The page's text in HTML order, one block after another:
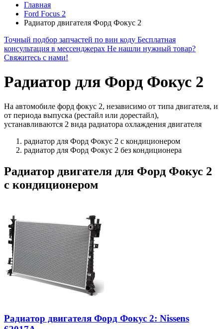
Главная
Ford Focus 2
Радиатор двигателя Форд Фокус 2
Точный подбор запчастей по вин коду Бесплатная
консультация в мессенджерах Не нашли нужный товар?
Свяжитесь с нами!
Радиатор для Форд Фокус 2
На автомобиле форд фокус 2, независимо от типа двигателя, и
от периода выпуска (рестайл или дорестайл),
устанавливаются 2 вида радиатора охлаждения двигателя
радиатор для Форд Фокус 2 с кондиционером
радиатор для Форд Фокус 2 без кондиционера
Радиатор двигателя для Форд Фокус 2
с кондиционером
Радиатор двигателя Форд Фокус 2: Nissens